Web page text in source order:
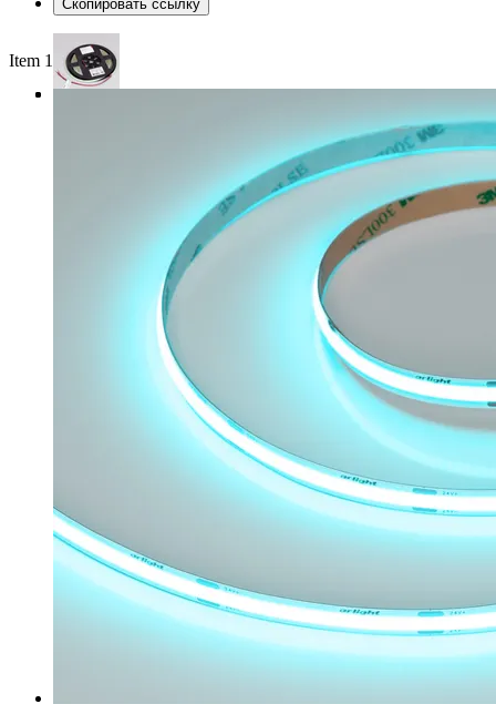
Скопировать ссылку
Item 1 of 3